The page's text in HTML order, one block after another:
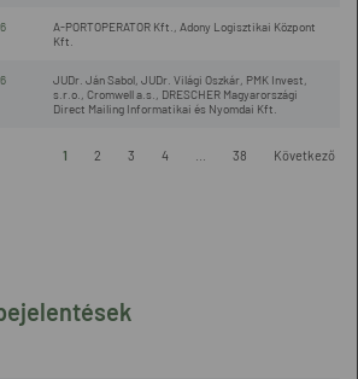
A-PORTOPERATOR Kft., Adony Logisztikai Központ
Kft.
JUDr. Ján Sabol, JUDr. Világi Oszkár, PMK Invest,
s.r.o., Cromwell a.s., DRESCHER Magyarországi
Direct Mailing Informatikai és Nyomdai Kft.
1 2 3 4 38 Következő